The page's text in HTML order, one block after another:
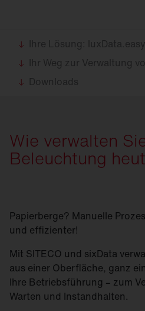
Ihre Lösung: luxData.easy
Ihr Weg zur Verwaltung
Downloads
Wie verwalten
Beleuchtung
Papierberge? Manuelle
und effizienter!
Mit SITECO und sixData
aus einer Oberfläche, ganz
Ihre Betriebsführung – zum
Warten und Instandhalten.